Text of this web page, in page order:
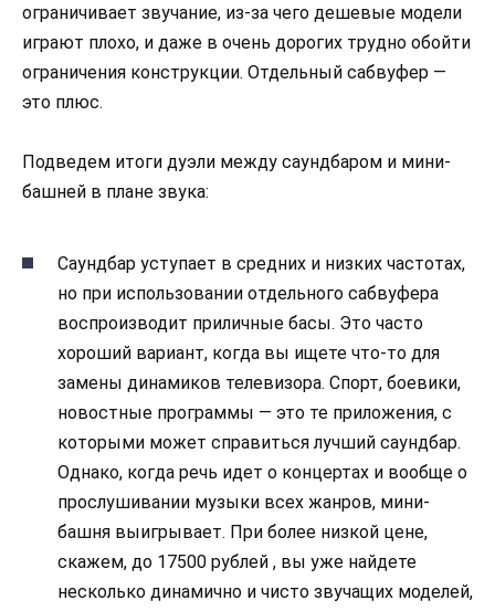
ограничивает звучание, из-за чего дешевые модели
играют плохо, и даже в очень дорогих трудно обойти
ограничения конструкции. Отдельный сабвуфер —
это плюс.
Подведем итоги дуэли между саундбаром и мини-
башней в плане звука:
Саундбар уступает в средних и низких частотах,
но при использовании отдельного сабвуфера
воспроизводит приличные басы. Это часто
хороший вариант, когда вы ищете что-то для
замены динамиков телевизора. Спорт, боевики,
новостные программы — это те приложения, с
которыми может справиться лучший саундбар.
Однако, когда речь идет о концертах и вообще о
прослушивании музыки всех жанров, мини-
башня выигрывает. При более низкой цене,
скажем, до 17500 рублей , вы уже найдете
несколько динамично и чисто звучащих моделей,